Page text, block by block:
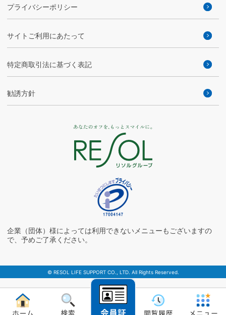
プライバシーポリシー
サイトご利用にあたって
特定商取引法に基づく表記
勧誘方針
企業（団体）様によっては利用できないメニューもございますの
で、予めご了承ください。
© RESOL LIFE SUPPORT CO., LTD. All Rights Reserved.